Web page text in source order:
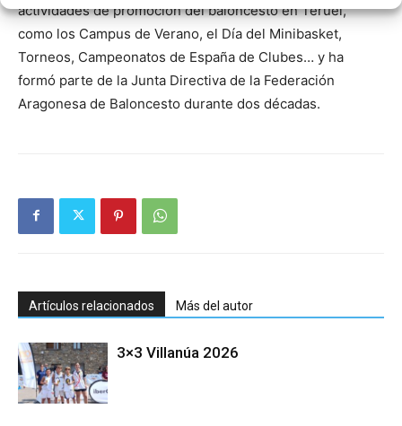
actividades de promoción del baloncesto en Teruel,
como los Campus de Verano, el Día del Minibasket,
Torneos, Campeonatos de España de Clubes… y ha
formó parte de la Junta Directiva de la Federación
Aragonesa de Baloncesto durante dos décadas.
Artículos relacionados Más del autor
3×3 Villanúa 2026